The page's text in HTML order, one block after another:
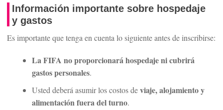
Información importante sobre hospedaje
y gastos
Es importante que tenga en cuenta lo siguiente antes de inscribirse:
La FIFA no proporcionará hospedaje ni cubrirá
gastos personales.
Usted deberá asumir los costos deviaje, alojamiento y
alimentación fuera del turno.